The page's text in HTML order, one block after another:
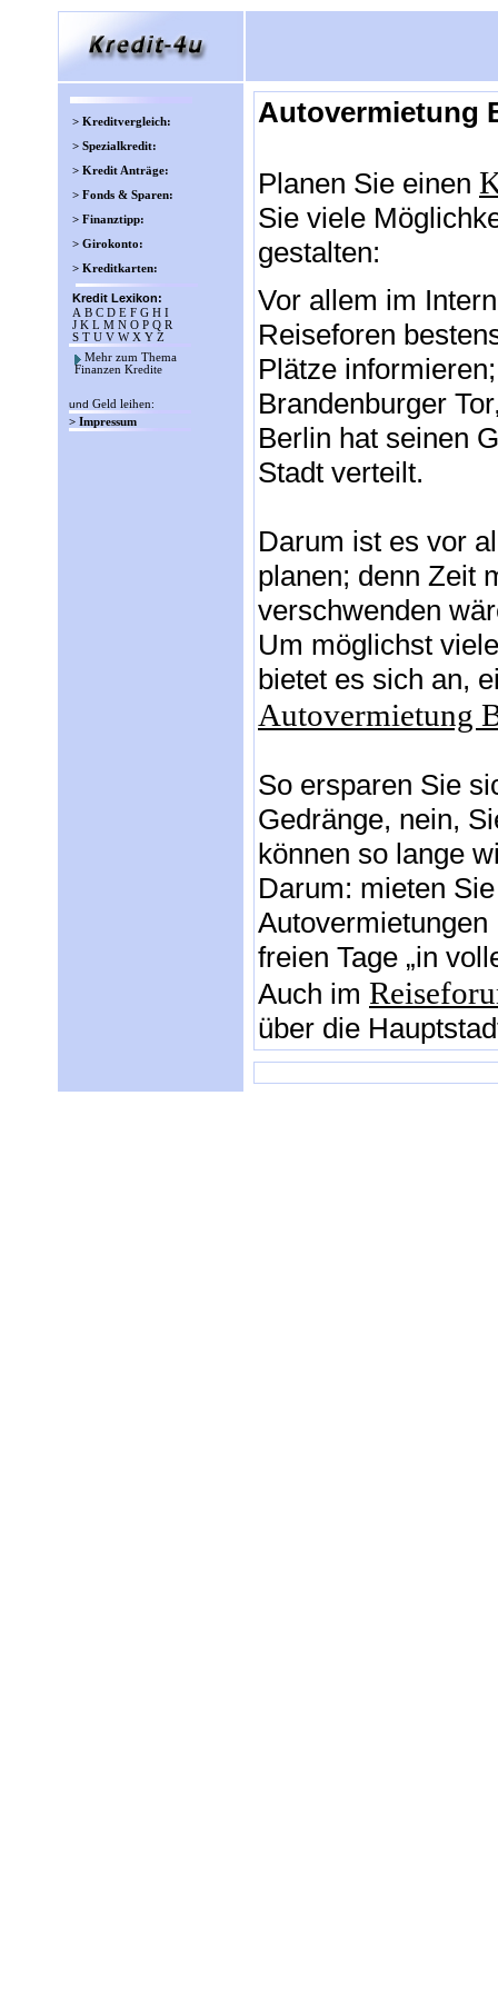
> Kreditvergleich:
> Spezialkredit:
> Kredit Anträge:
> Fonds & Sparen:
> Finanztipp:
> Girokonto:
> Kreditkarten:
Kredit Lexikon:
A B C D E F G H I
J K L M N O P Q R
S T U V WX Y Z
Mehr zum Thema
Finanzen Kredite
und Geld leihen:
> Impressum
Autovermietung
Planen Sie einen
Sie viele
gestalten:
Vor allem im
Reiseforen
Plätze
Brandenburger
Berlin hat seinen
Stadt verteilt.
Darum ist es vor
planen; denn Zeit
verschwenden
Um möglichst
bietet es sich an,
Autovermietung
So ersparen Sie
Gedränge, nein,
können so lange
Darum: mieten
freien Tage „in
Auch im
über die